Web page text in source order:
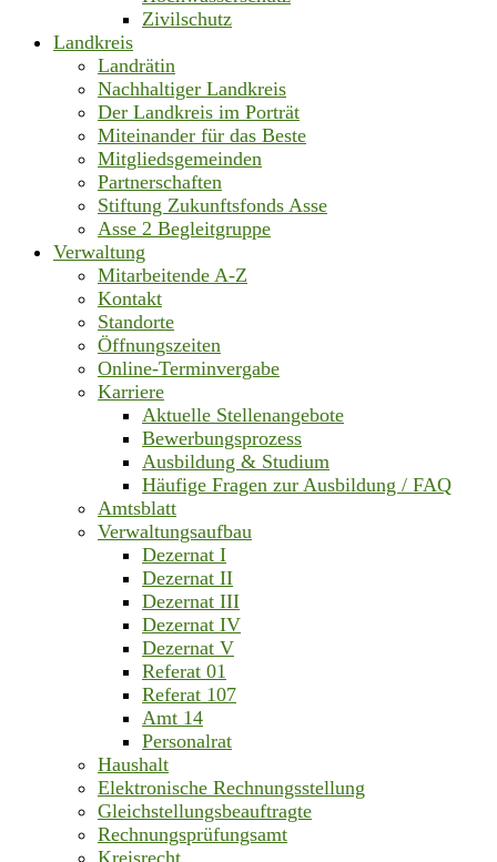
Zivilschutz
Landkreis
Landrätin
Nachhaltiger Landkreis
Der Landkreis im Porträt
Miteinander für das Beste
Mitgliedsgemeinden
Partnerschaften
Stiftung Zukunftsfonds Asse
Asse 2 Begleitgruppe
Verwaltung
Mitarbeitende A-Z
Kontakt
Standorte
Öffnungszeiten
Online-Terminvergabe
Karriere
Aktuelle Stellenangebote
Bewerbungsprozess
Ausbildung & Studium
Häufige Fragen zur Ausbildung / FAQ
Amtsblatt
Verwaltungsaufbau
Dezernat I
Dezernat II
Dezernat III
Dezernat IV
Dezernat V
Referat 01
Referat 107
Amt 14
Personalrat
Haushalt
Elektronische Rechnungsstellung
Gleichstellungsbeauftragte
Rechnungsprüfungsamt
Kreisrecht